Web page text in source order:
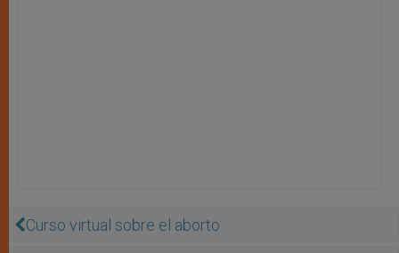
Curso virtual sobre el aborto